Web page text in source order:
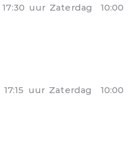
uur Zaterdag 10:00
uur Zaterdag 10:00